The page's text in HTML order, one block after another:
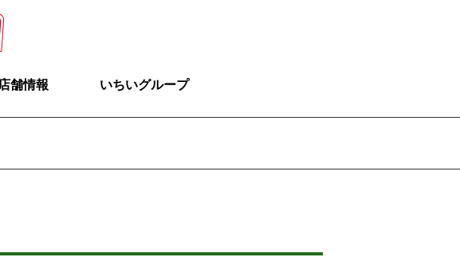
店舗情報 いちいグループ